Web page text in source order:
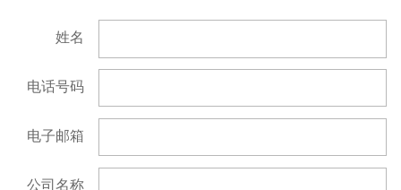
姓名
电话号码
电子邮箱
公司名称